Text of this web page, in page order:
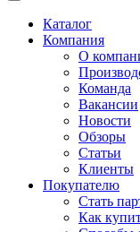
Каталог
Компания
О
Команда
Вакансии
Новости
Обзоры
Статьи
Клиенты
Покупателю
Стать
Как